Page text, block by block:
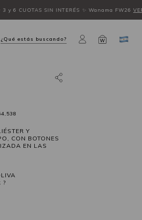
y 6 CUOTAS SIN INTERÉS ✨ Wanama FW26
¿Qué estás buscando? W
Y
CON BOTONES
EN LAS
?